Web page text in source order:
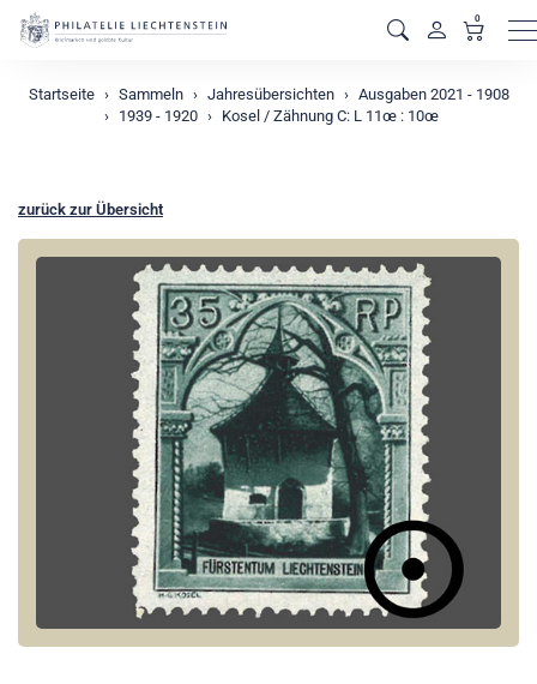
0
Startseite Sammeln Jahresübersichten
Ausgaben 2021 - 1908
1939 - 1920
Kosel / Zähnung C: L 11œ : 10œ
zurück zur Übersicht